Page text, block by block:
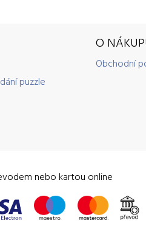
puzzle
O
Obchodní
nebo kartou online